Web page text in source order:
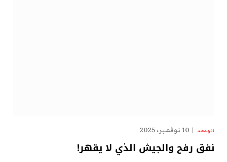
الهدهد 10 نوفمبر، 2025
نفق رفح والجيش الذي لا يقهر!